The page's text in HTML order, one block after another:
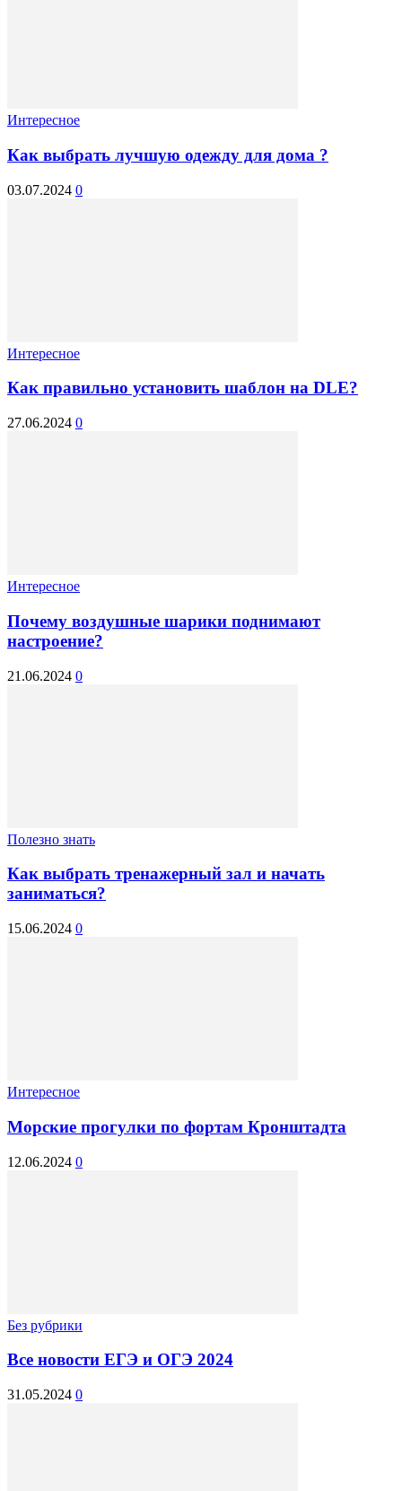
Интересное
Как выбрать лучшую одежду для дома ?
03.07.2024 0
Интересное
Как правильно установить шаблон на DLE?
27.06.2024 0
Интересное
Почему воздушные шарики поднимают
настроение?
21.06.2024 0
Полезно знать
Как выбрать тренажерный зал и начать
заниматься?
15.06.2024 0
Интересное
Морские прогулки по фортам Кронштадта
12.06.2024 0
Без рубрики
Все новости ЕГЭ и ОГЭ 2024
31.05.2024 0